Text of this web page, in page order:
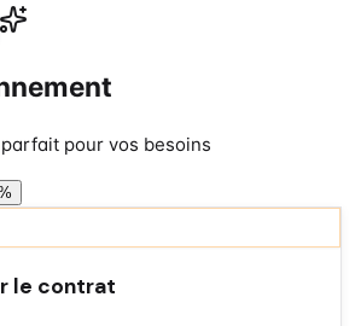
pour vos besoins
le contrat